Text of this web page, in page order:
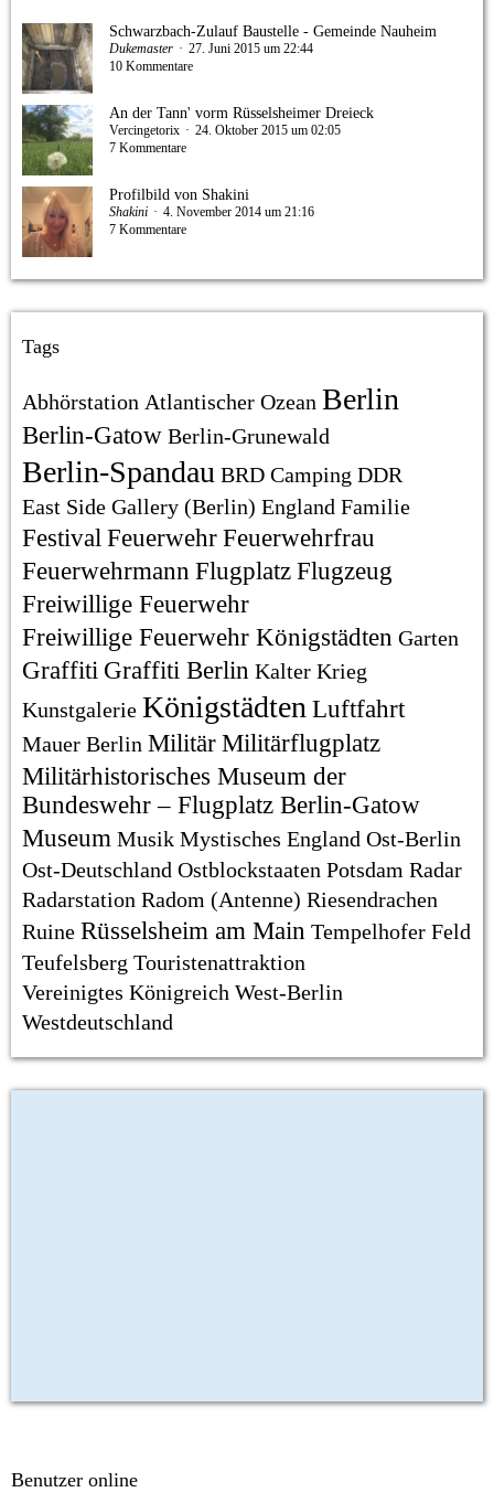
Schwarzbach-Zulauf Baustelle - Gemeinde Nauheim
Dukemaster
27. Juni 2015 um 22:44
10 Kommentare
An der Tann' vorm Rüsselsheimer Dreieck
Vercingetorix
24. Oktober 2015 um 02:05
7 Kommentare
Profilbild von Shakini
Shakini
4. November 2014 um 21:16
7 Kommentare
Tags
Abhörstation Atlantischer Ozean Berlin
Berlin-Gatow Berlin-Grunewald
Berlin-Spandau BRD Camping DDR
East Side Gallery (Berlin) England Familie
Festival Feuerwehr Feuerwehrfrau
Feuerwehrmann Flugplatz Flugzeug
Freiwillige Feuerwehr
Freiwillige Feuerwehr Königstädten Garten
Graffiti Graffiti Berlin Kalter Krieg
Kunstgalerie Königstädten Luftfahrt
Mauer Berlin Militär Militärflugplatz
Militärhistorisches Museum der
Bundeswehr – Flugplatz Berlin-Gatow
Museum Musik Mystisches England Ost-Berlin
Ost-Deutschland Ostblockstaaten Potsdam Radar
Radarstation Radom (Antenne) Riesendrachen
Ruine Rüsselsheim am Main Tempelhofer Feld
Teufelsberg Touristenattraktion
Vereinigtes Königreich West-Berlin
Westdeutschland
Benutzer online